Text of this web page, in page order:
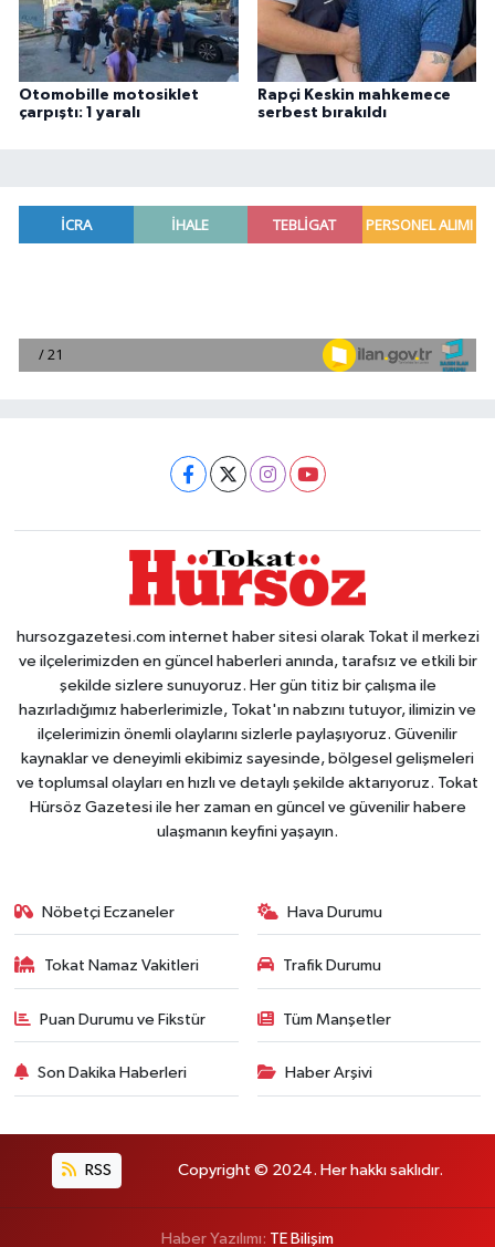
Otomobille motosiklet
çarpıştı: 1 yaralı
Rapçi Keskin mahkemece
serbest bırakıldı
hursozgazetesi.com internet haber sitesi olarak Tokat il merkezi
ve ilçelerimizden en güncel haberleri anında, tarafsız ve etkili bir
şekilde sizlere sunuyoruz. Her gün titiz bir çalışma ile
hazırladığımız haberlerimizle, Tokat'ın nabzını tutuyor, ilimizin ve
ilçelerimizin önemli olaylarını sizlerle paylaşıyoruz. Güvenilir
kaynaklar ve deneyimli ekibimiz sayesinde, bölgesel gelişmeleri
ve toplumsal olayları en hızlı ve detaylı şekilde aktarıyoruz. Tokat
Hürsöz Gazetesi ile her zaman en güncel ve güvenilir habere
ulaşmanın keyfini yaşayın.
Nöbetçi Eczaneler Hava Durumu
Tokat Namaz Vakitleri Trafik Durumu
Puan Durumu ve Fikstür Tüm Manşetler
Son Dakika Haberleri Haber Arşivi
RSS Copyright © 2024. Her hakkı saklıdır.
Haber Yazılımı: TE Bilişim